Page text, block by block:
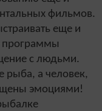
фильмов.
еще и
программы
с людьми.
рыба, а человек,
эмоциями!